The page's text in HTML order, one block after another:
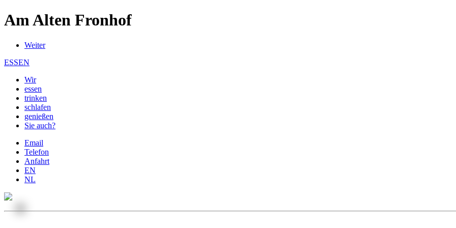
Am Alten Fronhof
Weiter
ESSEN
Wir
essen
trinken
schlafen
genießen
Sie auch?
Email
Telefon
Anfahrt
EN
NL